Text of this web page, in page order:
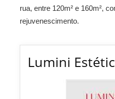
rua, entre 120m² e 160m²,
rejuvenescimento.
Lumini